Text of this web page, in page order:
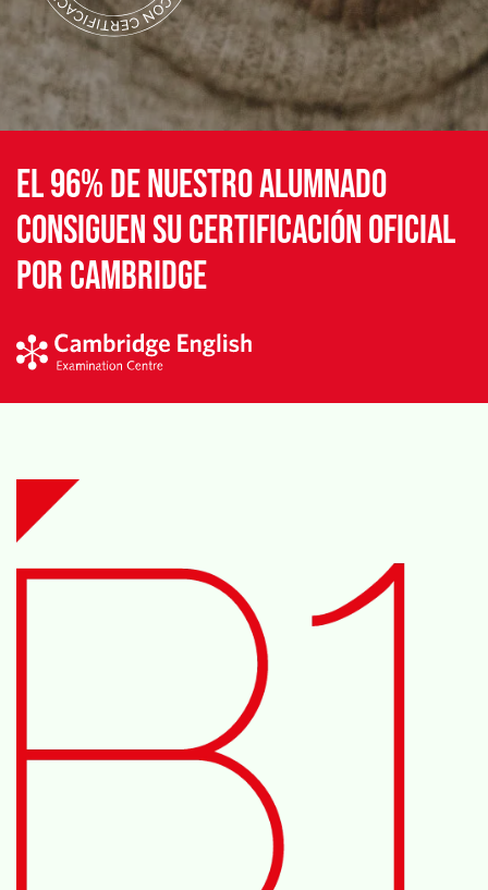
EL 96% DE NUESTRO ALUMNADO
CONSIGUEN SU CERTIFICACIÓN OFICIAL
POR CAMBRIDGE